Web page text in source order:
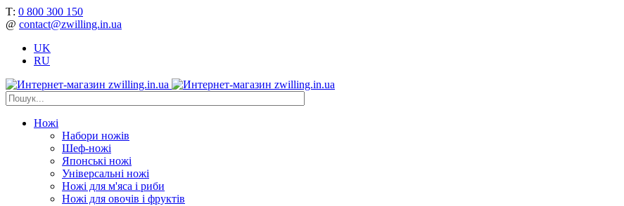
Т: 0 800 300 150
@ contact@zwilling.in.ua
UK
RU
Ножі
Набори ножів
Шеф-ножі
Японські ножі
Універсальні ножі
Ножі для м'яса і риби
Ножі для овочів і фруктів